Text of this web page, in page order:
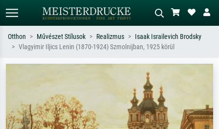
szerint – pl. Monet, Csillagos éj,
akt.
Írja le a jelenetet – pl. zöld rét, sok
piros absztrakt, sötét olajkép, álló akt
egy fa mellett.
Otthon Művészet Stílusok Realizmus
Isaak Israilevich Brodsky
Vlagyimir Iljics Lenin (1870-1924) Szmolnijban, 1925 körül